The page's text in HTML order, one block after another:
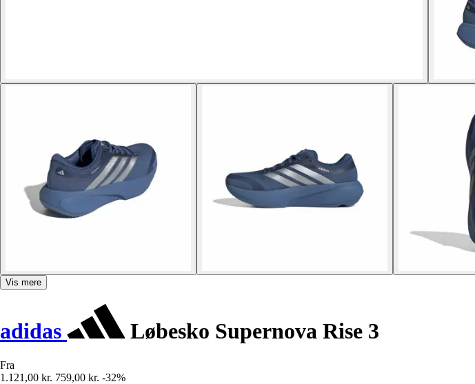
Vis mere
adidas Løbesko Supernova Rise 3
Fra
1.121,00 kr. 759,00 kr. -32%